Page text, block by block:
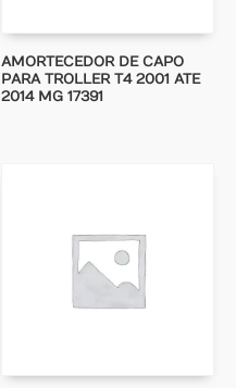
AMORTECEDOR DE CAPO
PARA TROLLER T4 2001 ATE
2014 MG 17391